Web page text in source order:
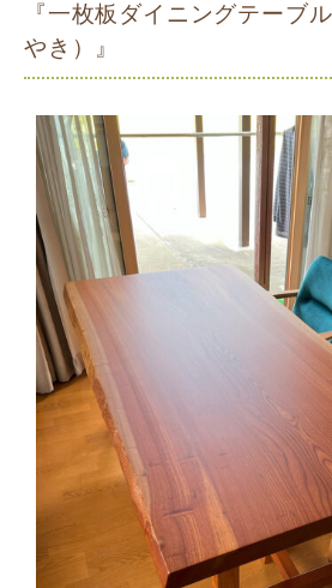
『一枚板ダイニングテーブ
やき）』